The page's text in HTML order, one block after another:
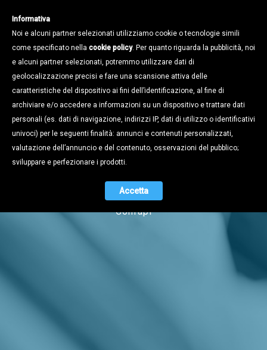
Notizie
Naviga tra i contenuti dell'universo
Confapi
Informativa
Noi e alcuni partner selezionati utilizziamo cookie o tecnologie simili
come specificato nella cookie policy. Per quanto riguarda la pubblicità, noi
e alcuni partner selezionati, potremmo utilizzare dati di
geolocalizzazione precisi e fare una scansione attiva delle
caratteristiche del dispositivo ai fini dell’identificazione, al fine di
archiviare e/o accedere a informazioni su un dispositivo e trattare dati
personali (es. dati di navigazione, indirizzi IP, dati di utilizzo o identificativi
univoci) per le seguenti finalità: annunci e contenuti personalizzati,
valutazione dell’annuncio e del contenuto, osservazioni del pubblico;
sviluppare e perfezionare i prodotti.
Accetta